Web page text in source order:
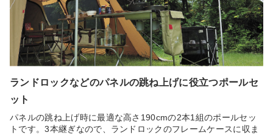
ランドロックなどのパネルの跳ね上げに役立つポールセ
ット
パネルの跳ね上げ時に最適な高さ190cmの2本1組のポールセッ
トです。3本継ぎなので、ランドロックのフレームケースに収ま